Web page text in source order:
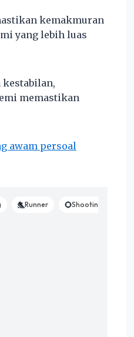
kemakmuran
yang lebih luas
kestabilan,
memastikan
awam persoal